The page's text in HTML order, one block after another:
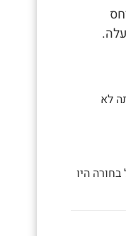
ב2018 ואתה לא
היו